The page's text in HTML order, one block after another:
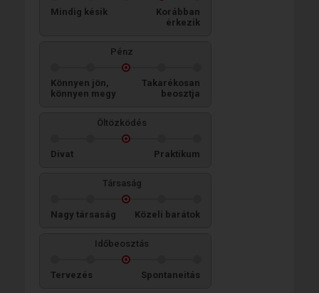
Mindig késik
Korábban
érkezik
Pénz
Könnyen jön,
könnyen megy
Takarékosan
beosztja
Öltözködés
Divat Praktikum
Társaság
Nagy társaság Közeli barátok
Időbeosztás
Tervezés Spontaneitás